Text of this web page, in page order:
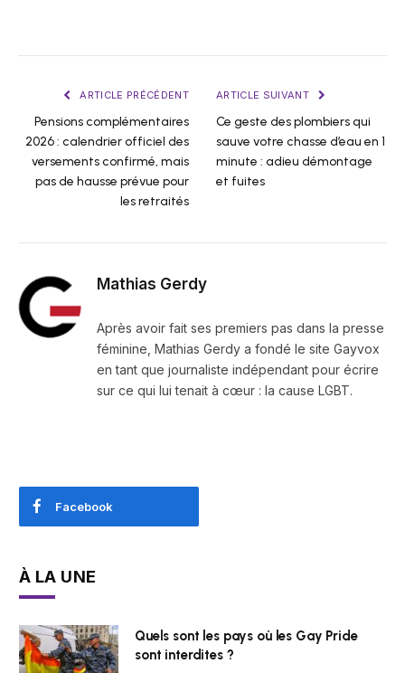
ARTICLE PRÉCÉDENT
Pensions complémentaires
2026 : calendrier officiel des
versements confirmé, mais
pas de hausse prévue pour
les retraités
ARTICLE SUIVANT
Ce geste des plombiers qui
sauve votre chasse d’eau en 1
minute : adieu démontage
et fuites
Mathias Gerdy
Après avoir fait ses premiers pas dans la presse
féminine, Mathias Gerdy a fondé le site Gayvox
en tant que journaliste indépendant pour écrire
sur ce qui lui tenait à cœur : la cause LGBT.
Facebook
À LA UNE
Quels sont les pays où les Gay Pride
sont interdites ?